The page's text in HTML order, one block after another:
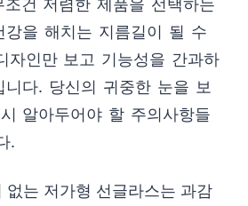
건 저렴한 제품을 선택하는
강을 해치는 지름길이 될 수
자인만 보고 기능성을 간과하
다. 당신의 귀중한 눈을 보
알아두어야 할 주의사항들
.
없는 저가형 선글라스는 과감